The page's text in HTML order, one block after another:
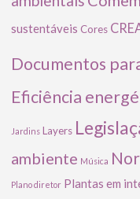
sustentáveis Cores
Documentos
Eficiência
Jardins Layers
ambiente Música
Plano diretor Plantas em